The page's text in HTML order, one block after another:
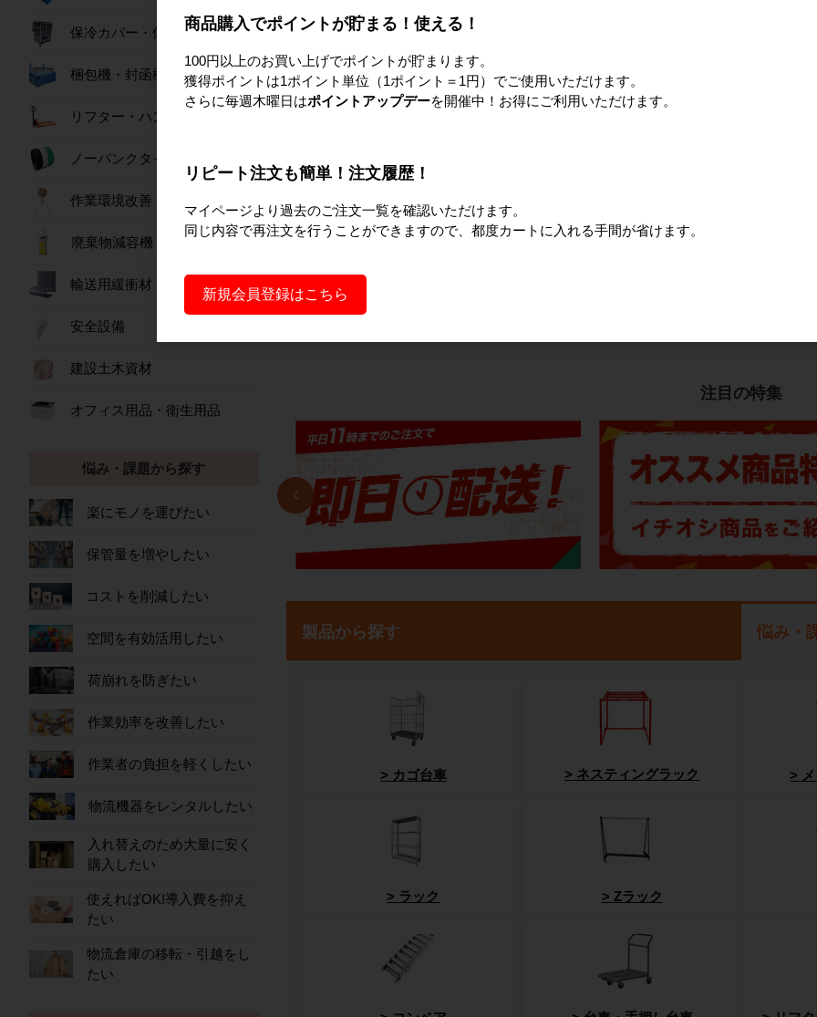
【隔週セール】パワフル冷風
扇 80L
COOL FAN SPOT mini ひえっ
ぴ～™
注目の特集
製品から探す 悩み・
カゴ台車 ネスティングラック
ラック Zラック
保冷カバー・保冷ボックス
梱包機・封函機
リフター・ハンドパレット
ノーパンクタイヤ
作業環境改善
廃棄物減容機
輸送用緩衝材
安全設備
建設土木資材
オフィス用品・衛生用品
悩み・課題から探す
楽にモノを運びたい
保管量を増やしたい
コストを削減したい
空間を有効活用したい
荷崩れを防ぎたい
作業効率を改善したい
作業者の負担を軽くしたい
物流機器をレンタルしたい
入れ替えのため大量に安く
購入したい
使えればOK!導入費を抑え
たい
物流倉庫の移転・引越をし
たい
商品購入でポイントが貯まる！使える！
100円以上のお買い上げでポイントが貯まります。
獲得ポイントは1ポイント単位（1ポイント＝1円）でご使用いただけます。
さらに毎週木曜日はポイントアップデーを開催中！お得にご利用いただけます。
リピート注文も簡単！注文履歴！
マイページより過去のご注文一覧を確認いただけます。
同じ内容で再注文を行うことができますので、都度カートに入れる手間が省けます。
新規会員登録はこちら